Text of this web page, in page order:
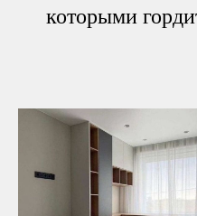
которыми